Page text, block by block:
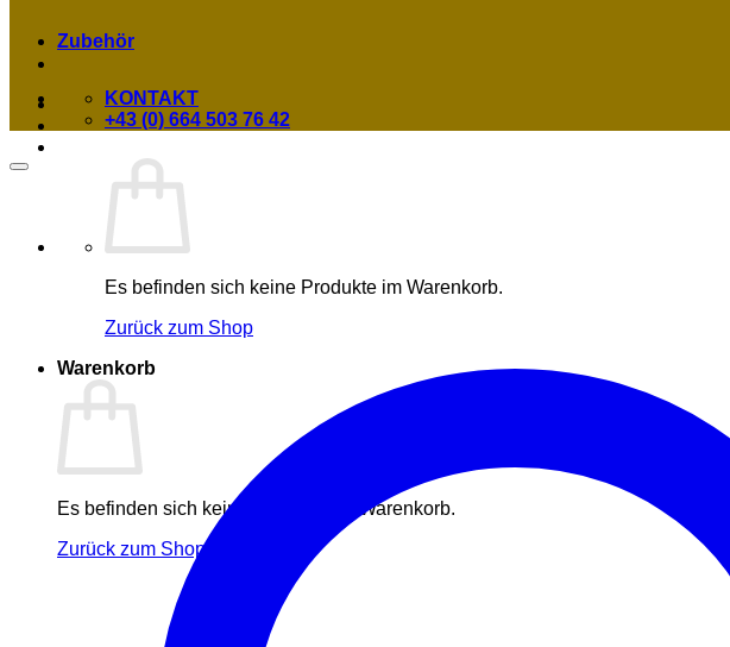
Es befinden sich keine Produkte im Warenkorb.
Zurück zum Shop
Warenkorb
Es befinden sich keine Produkte im Warenkorb.
Zurück zum Shop
Zubehör
KONTAKT
+43 (0) 664 503 76 42